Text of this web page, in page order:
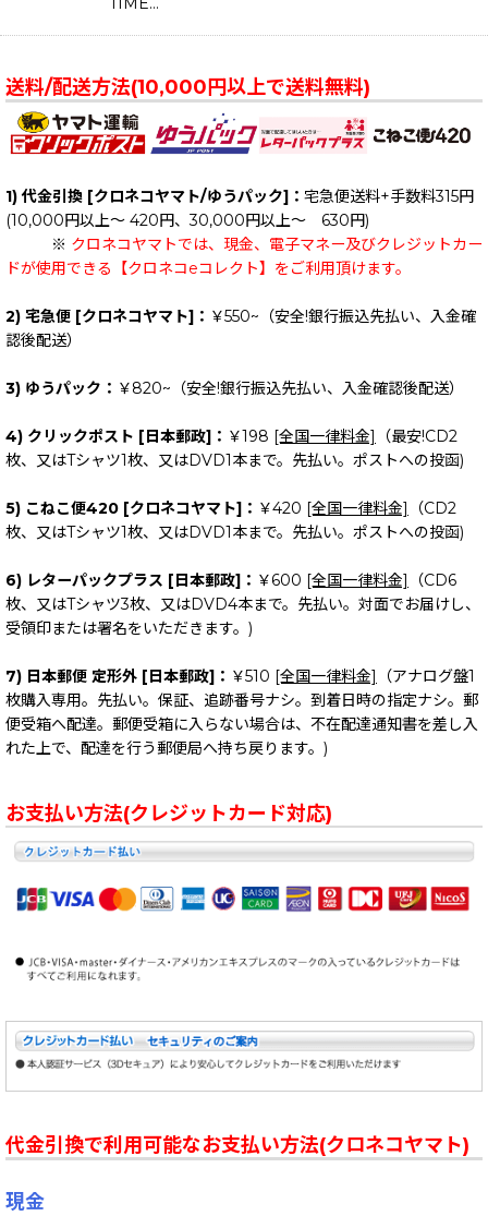
送料/配送方法(10,000円以上で送料無料)
1) 代金引換 [クロネコヤマト/ゆうパック]： 宅急便送料+手数料315円
(10,000円以上～ 420円、30,000円以上～ 630円)
※ クロネコヤマトでは、現金、電子マネー及びクレジットカー
ドが使用できる【クロネコeコレクト】をご利用頂けます。
2) 宅急便 [クロネコヤマト]： ￥550~（安全!銀行振込先払い、入金確
認後配送）
3) ゆうパック： ￥820~（安全!銀行振込先払い、入金確認後配送）
4) クリックポスト [日本郵政]： ￥198 [全国一律料金]
（最安!CD2
枚、又はTシャツ1枚、又はDVD1本まで。先払い。ポストへの投函)
5) こねこ便420 [クロネコヤマト]： ￥420 [全国一律料金]
（CD2
枚、又はTシャツ1枚、又はDVD1本まで。先払い。ポストへの投函)
6) レターパックプラス [日本郵政]： ￥600 [全国一律料金]
（CD6
枚、又はTシャツ3枚、又はDVD4本まで。先払い。対面でお届けし、
受領印または署名をいただきます。)
7) 日本郵便 定形外 [日本郵政]： ￥510 [全国一律料金]
（アナログ盤1
枚購入専用。先払い。保証、追跡番号ナシ。到着日時の指定ナシ。郵
便受箱へ配達。郵便受箱に入らない場合は、不在配達通知書を差し入
れた上で、配達を行う郵便局へ持ち戻ります。)
お支払い方法(クレジットカード対応)
代金引換で利用可能なお支払い方法(クロネコヤマト)
現金